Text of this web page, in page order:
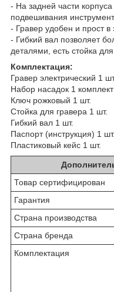
- На задней части
подвешивания
- Гравер удобен и прост в
- Гибкий вал позволяет
деталями, есть стойка
Комплектация:
Гравер электрический 1
Набор насадок 1 комплект
Ключ рожковый 1 шт.
Стойка для гравера 1 шт.
Гибкий вал 1 шт.
Паспорт (инструкция) 1 шт.
Пластиковый кейс 1 шт.
Товар сертифицирован
Гарантия
Страна производства
Страна бренда
Комплектация